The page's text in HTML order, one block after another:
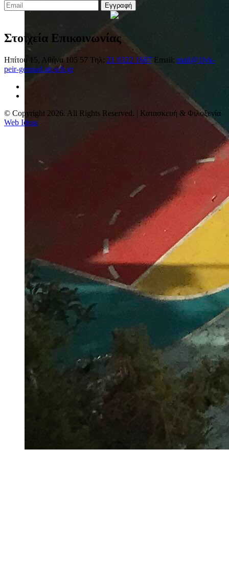
Εγγραφή
Στοιχεία Επικοινωνίας
Ηπίτου 15, Αθήνα 105 57 Τηλ: 21 0322 1687 Email: mail@1lyk-
peir-gennad.att.sch.gr
© Copyright 2026. All Rights Reserved. | Κατασκευή & Φιλοξενία
Web Ideas